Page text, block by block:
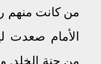
من كانت منهم
الأمام صعدت
من جنة